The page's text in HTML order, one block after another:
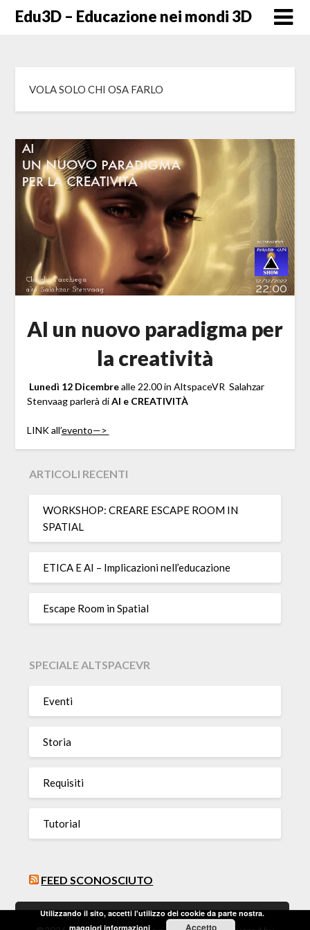
SkipEdu3D – Educazione nei mondi 3D
VOLA SOLO CHI OSA FARLO
AI un nuovo paradigma per
la creatività
Lunedì 12 Dicembrealle 22.00 in AltspaceVR Salahzar
Stenvaagparlerà diAI e CREATIVITÀ
LINK all’evento—>
ARTICOLI RECENTI
WORKSHOP: CREARE ESCAPE ROOM IN
SPATIAL
ETICA E AI – Implicazioni nell’educazione
Escape Room in Spatial
SPECIALE ALTSPACEVR
Eventi
Storia
Requisiti
Tutorial
FEED SCONOSCIUTO
Utilizzando il sito, accetti l'utilizzo dei cookie da parte nostra.
maggiori informazioni
Accetto